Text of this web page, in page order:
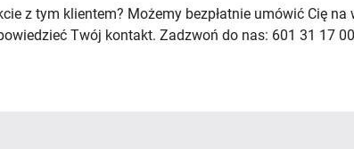
z tym klientem? Możemy bezpłatnie umówić Cię na
Twój kontakt. Zadzwoń do nas: 601 31 17